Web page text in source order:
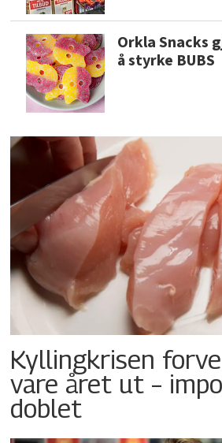
Orkla Snacks
å styrke BUBS
Kyllingkrisen
vare året ut –
doblet